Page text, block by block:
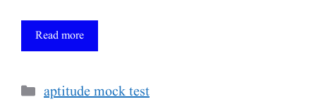
Read more
Categories
aptitude mock test